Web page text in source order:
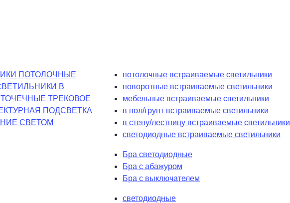
ПОТОЛОЧНЫЕ
В
ТОЧЕЧНЫЕ ТРЕКОВОЕ
ПОДСВЕТКА
СВЕТОМ
потолочные встраиваемые светильники
поворотные встраиваемые светильники
мебельные встраиваемые светильники
в пол/грунт встраиваемые светильники
в стену/лестницу встраиваемые светильники
светодиодные встраиваемые светильники
Бра светодиодные
Бра с абажуром
Бра с выключателем
светодиодные